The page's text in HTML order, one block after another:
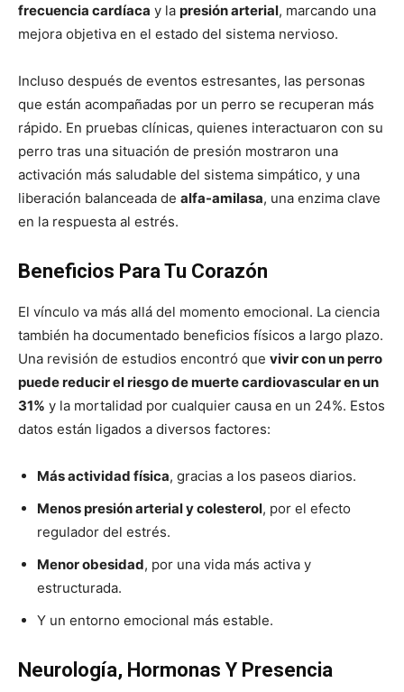
frecuencia cardíaca y la presión arterial, marcando una
mejora objetiva en el estado del sistema nervioso.
Incluso después de eventos estresantes, las personas
que están acompañadas por un perro se recuperan más
rápido. En pruebas clínicas, quienes interactuaron con su
perro tras una situación de presión mostraron una
activación más saludable del sistema simpático, y una
liberación balanceada de alfa-amilasa, una enzima clave
en la respuesta al estrés.
Beneficios Para Tu Corazón
El vínculo va más allá del momento emocional. La ciencia
también ha documentado beneficios físicos a largo plazo.
Una revisión de estudios encontró que vivir con un perro
puede reducir el riesgo de muerte cardiovascular en un
31% y la mortalidad por cualquier causa en un 24%. Estos
datos están ligados a diversos factores:
Más actividad física, gracias a los paseos diarios.
Menos presión arterial y colesterol, por el efecto
regulador del estrés.
Menor obesidad, por una vida más activa y
estructurada.
Y un entorno emocional más estable.
Neurología, Hormonas Y Presencia